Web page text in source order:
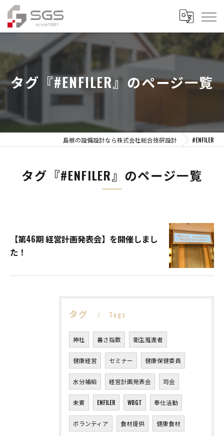
タグ『#ENFILER』のページ一覧
島根の設備設計なら株式会社総合技研設計 #ENFILER
タグ『#ENFILER』のページ一覧
【第46期 経営計画発表会】を開催しまし
た！
タグ Tags
神社 暑さ指数 衛生推進者
健康経営 セミナー 健康保健委員
水分補給 経営計画発表会 司会
来賓 ENFILER WBGT 奉仕活動
ボランティア 食材提供 健康食材